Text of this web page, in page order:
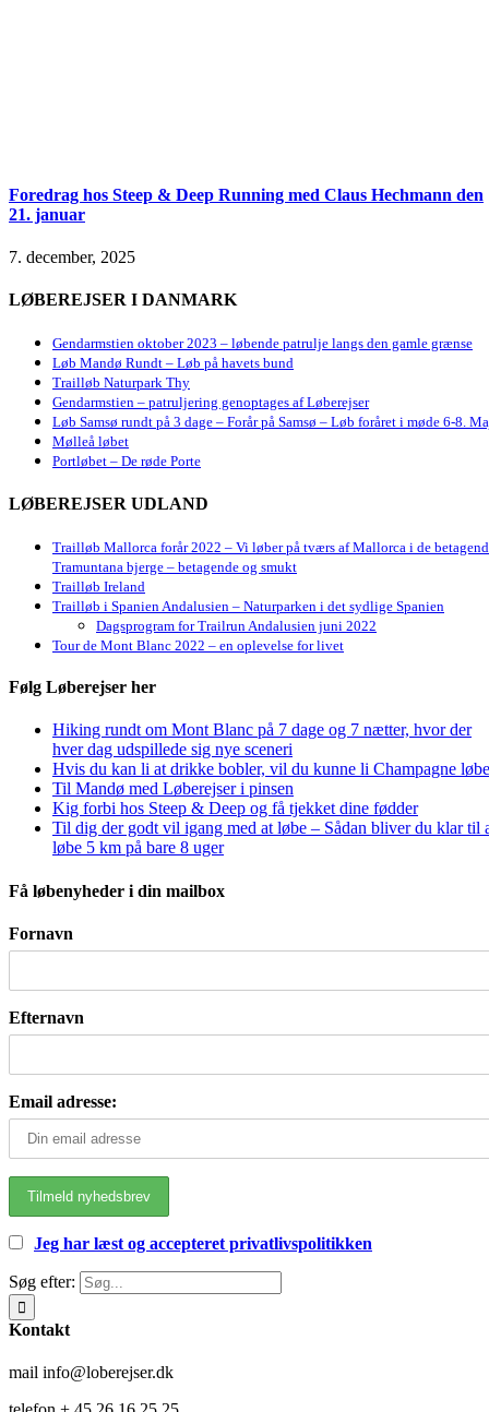
Foredrag hos Steep & Deep Running med Claus Hechmann den
21. januar
7. december, 2025
LØBEREJSER I DANMARK
Gendarmstien oktober 2023 – løbende patrulje langs den gamle grænse
Løb Mandø Rundt – Løb på havets bund
Trailløb Naturpark Thy
Gendarmstien – patruljering genoptages af Løberejser
Løb Samsø rundt på 3 dage – Forår på Samsø – Løb foråret i møde 6-8.
Mølleå løbet
Portløbet – De røde Porte
LØBEREJSER UDLAND
Trailløb Mallorca forår 2022 – Vi løber på tværs af Mallorca i de
Tramuntana bjerge – betagende og smukt
Trailløb Ireland
Trailløb i Spanien Andalusien – Naturparken i det sydlige Spanien
Dagsprogram for Trailrun Andalusien juni 2022
Tour de Mont Blanc 2022 – en oplevelse for livet
Følg Løberejser her
Hiking rundt om Mont Blanc på 7 dage og 7 nætter, hvor der
hver dag udspillede sig nye sceneri
Hvis du kan li at drikke bobler, vil du kunne li Champagne
Til Mandø med Løberejser i pinsen
Kig forbi hos Steep & Deep og få tjekket dine fødder
Til dig der godt vil igang med at løbe – Sådan bliver du klar til
løbe 5 km på bare 8 uger
Få løbenyheder i din mailbox
Fornavn
Efternavn
Email adresse:
Jeg har læst og accepteret privatlivspolitikken
Søg efter:
Kontakt
mail info@loberejser.dk